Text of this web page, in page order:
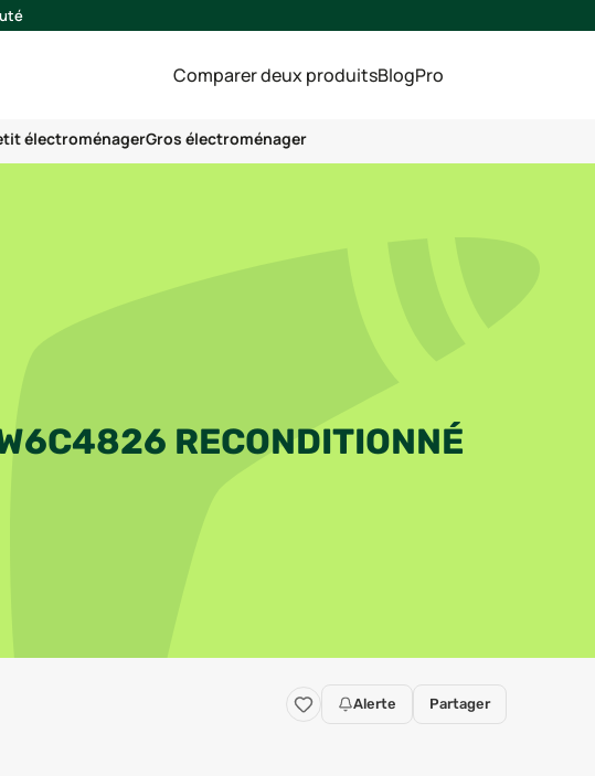
Comparer deux produitsBlogPro
électroménagerGros électroménager
RECONDITIONNÉ
Alerte Partager